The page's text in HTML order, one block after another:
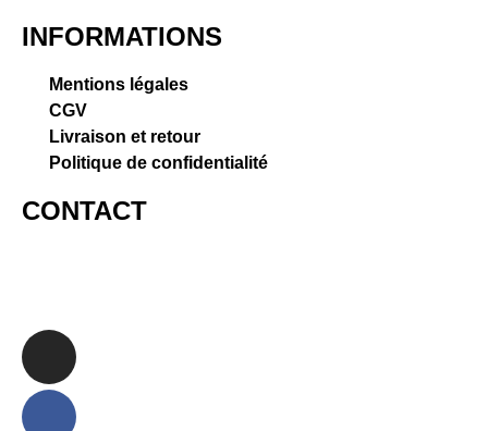
INFORMATIONS
Mentions légales
CGV
Livraison et retour
Politique de confidentialité
CONTACT